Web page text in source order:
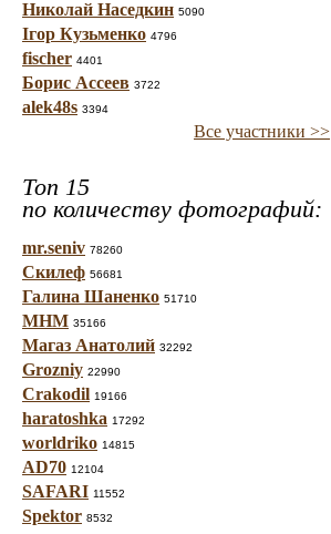
Николай Наседкин 5090
Ігор Кузьменко 4796
fischer 4401
Борис Ассеев 3722
alek48s 3394
Все участники >>
Топ 15
по количеству фотографий:
mr.seniv 78260
Скилеф 56681
Галина Шаненко 51710
МНМ 35166
Магаз Анатолий 32292
Grozniy 22990
Crakodil 19166
haratoshka 17292
worldriko 14815
AD70 12104
SAFARI 11552
Spektor 8532